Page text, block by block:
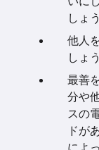
しょ
他人
しょ
最善
分や
スの
ドが